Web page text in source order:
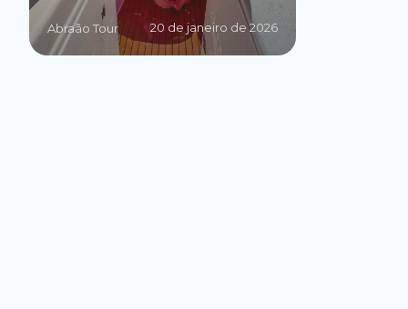
Abraão Tour 20 de janeiro de 2026